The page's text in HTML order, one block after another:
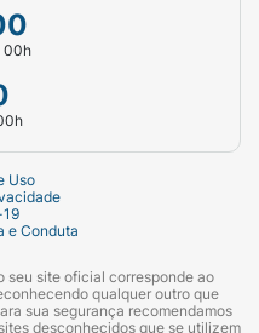
00h
Uso
e Conduta
seu site oficial corresponde ao
qualquer outro que
sua segurança recomendamos
desconhecidos que se utilizem